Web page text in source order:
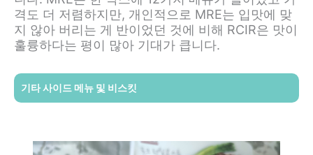
격도 더 저렴하지만, 개인적으로 MRE는 입맛에 맞
지 않아 버리는 게 반이었던 것에 비해 RCIR은 맛이
훌륭하다는 평이 많아 기대가 큽니다.
기타 사이드 메뉴 및 비스킷